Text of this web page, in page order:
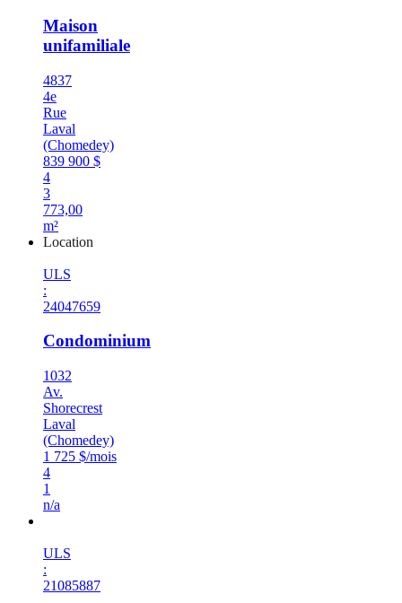
Maison
unifamiliale
4837
4e
Rue
Laval
(Chomedey)
839 900 $
4
3
773,00
m²
Location
ULS
:
24047659
Condominium
1032
Av.
Shorecrest
Laval
(Chomedey)
1 725 $/mois
4
1
n/a
ULS
:
21085887